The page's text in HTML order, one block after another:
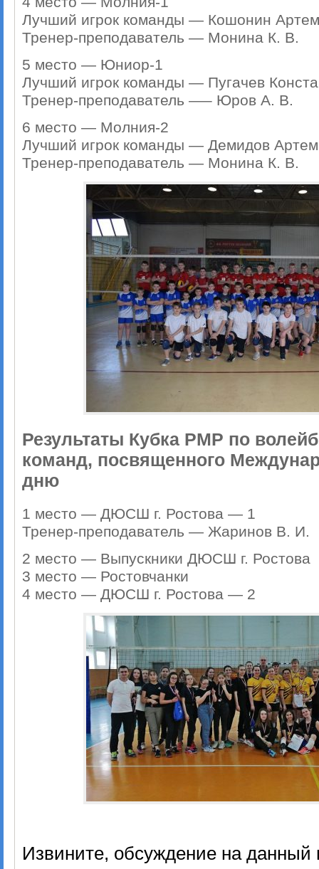
Лучший игрок команды — Кошонин Артем
Тренер-преподаватель — Монина К. В.
5 место — Юниор-1
Лучший игрок команды — Пугачев
Тренер-преподаватель —– Юров А. В.
6 место — Молния-2
Лучший игрок команды — Демидов Артем
Тренер-преподаватель — Монина К. В.
Результаты Кубка РМР по
команд, посвященного
дню
1 место — ДЮСШ г. Ростова — 1
Тренер-преподаватель — Жаринов В. И.
2 место — Выпускники ДЮСШ г. Ростова
3 место — Ростовчанки
4 место — ДЮСШ г. Ростова — 2
Извините, обсуждение на данный